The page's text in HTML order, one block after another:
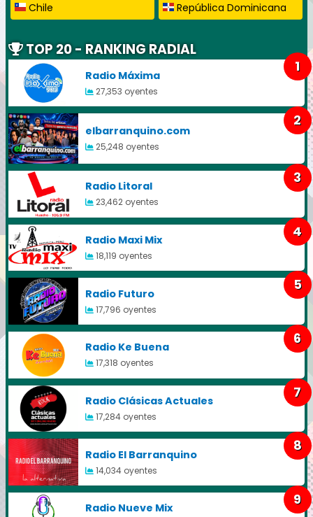
Chile
República Dominicana
TOP 20 - RANKING RADIAL
Radio Máxima
27,353 oyentes
1
elbarranquino.com
25,248 oyentes
2
Radio Litoral
23,462 oyentes
3
Radio Maxi Mix
18,119 oyentes
4
Radio Futuro
17,796 oyentes
5
Radio Ke Buena
17,318 oyentes
6
Radio Clásicas Actuales
17,284 oyentes
7
Radio El Barranquino
14,034 oyentes
8
Radio Nueve Mix
9